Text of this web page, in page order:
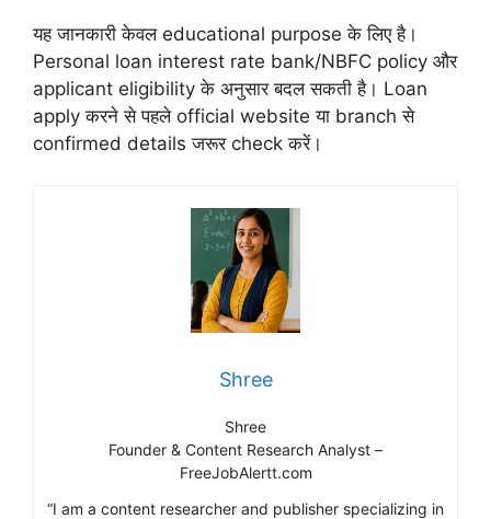
यह जानकारी केवल educational purpose के लिए है।
Personal loan interest rate bank/NBFC policy और
applicant eligibility के अनुसार बदल सकती है। Loan
apply करने से पहले official website या branch से
confirmed details जरूर check करें।
Shree
Shree
Founder & Content Research Analyst –
FreeJobAlertt.com
“I am a content researcher and publisher specializing in